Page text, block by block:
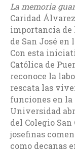
La memoria
Caridad
importancia de
de San José
Con esta
Católica de
reconoce la
rescata las
funciones en la
Universidad
del Colegio
josefinas
como decanas